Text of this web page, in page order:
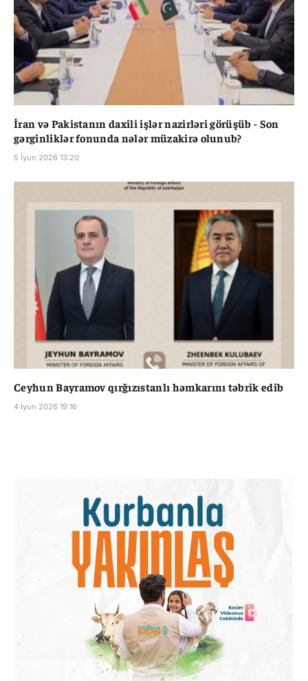
İran və Pakistanın daxili işlər nazirləri görüşüb - Son
gərginliklər fonunda nələr müzakirə olunub?
5 İyun 2026 13:20
Ceyhun Bayramov qırğızıstanlı həmkarını təbrik edib
4 İyun 2026 19:16